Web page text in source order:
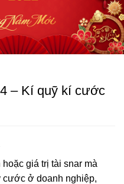
– Kí quỹ kí cước
giá trị tài snar mà
cước ở doanh nghiệp,